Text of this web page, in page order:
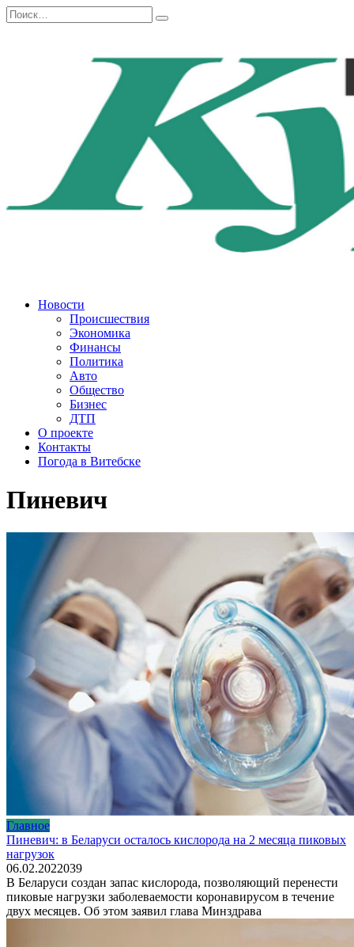
Перейти
к
Search
for:
Новости
Происшествия
Экономика
Финансы
Политика
Авто
Общество
Бизнес
ДТП
О проекте
Контакты
Погода в Витебске
Пиневич
Главное
Пиневич: в Беларуси осталось кислорода на 2 месяца пиковых
нагрузок
06.02.2022039
В Беларуси создан запас кислорода, позволяющий перенести
пиковые нагрузки заболеваемости коронавирусом в течение
двух месяцев. Об этом заявил глава Минздрава